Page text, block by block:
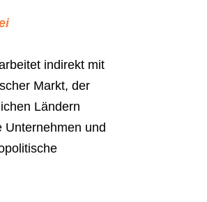
indirekt mit
Markt, der
Ländern
und